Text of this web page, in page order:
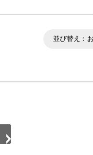
並び替え：